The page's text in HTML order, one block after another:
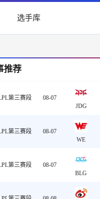
选手库
推荐
第三赛段
08-07
JDG
第三赛段
08-07
WE
第三赛段
08-07
BLG